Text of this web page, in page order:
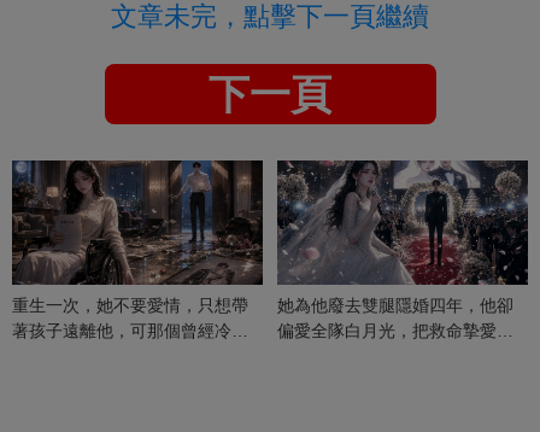
文章未完，點擊下一頁繼續
下一頁
重生一次，她不要愛情，只想帶
著孩子遠離他，可那個曾經冷漠
她為他廢去雙腿隱婚四年，他卻
偏愛全隊白月光，把救命摯愛當